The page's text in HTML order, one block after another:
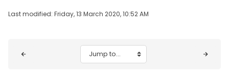
Last modified: Friday, 13 March 2020, 10:52 AM
Jump to...